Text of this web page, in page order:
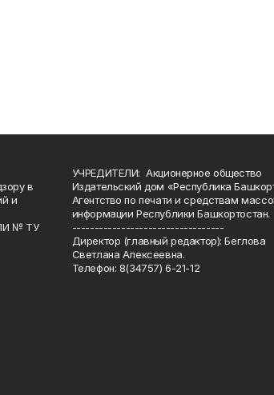
в
и
№ ТУ
УЧРЕДИТЕЛИ: Акционерное общество
Издательский дом «Республика
Агентство по печати и средствам
информации Республики Башкортостан.
----------------------------------
Директор (главный редактор): Беглова
Светлана Алексеевна.
Телефон: 8(34757) 6-21-12